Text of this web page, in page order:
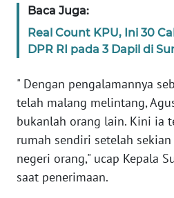
Baca Juga:
Real Count KPU, Ini 30
DPR RI pada 3 Dapil di
" Dengan pengalamannya
telah malang melintang,
bukanlah orang lain. Kini ia
rumah sendiri setelah
negeri orang," ucap Kepala
saat penerimaan.
WN
SERAMBI
WN
JAMBI
WN
SULTRA
WN